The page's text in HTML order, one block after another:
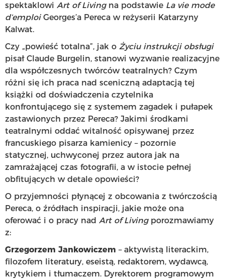
spektaklowi Art of Living na podstawie La vie mode
d’emploi Georges’a Pereca w reżyserii Katarzyny
Kalwat.
Czy „powieść totalna”, jak o Życiu instrukcji obsługi
pisał Claude Burgelin, stanowi wyzwanie realizacyjne
dla współczesnych twórców teatralnych? Czym
różni się ich praca nad sceniczną adaptacją tej
książki od doświadczenia czytelnika
konfrontującego się z systemem zagadek i pułapek
zastawionych przez Pereca? Jakimi środkami
teatralnymi oddać witalność opisywanej przez
francuskiego pisarza kamienicy – pozornie
statycznej, uchwyconej przez autora jak na
zamrażającej czas fotografii, a w istocie pełnej
obfitujących w detale opowieści?
O przyjemności płynącej z obcowania z twórczością
Pereca, o źródłach inspiracji, jakie może ona
oferować i o pracy nad Art of Livingporozmawiamy
z:
Grzegorzem Jankowiczem – aktywistą literackim,
filozofem literatury, eseistą, redaktorem, wydawcą,
krytykiem i tłumaczem. Dyrektorem programowym